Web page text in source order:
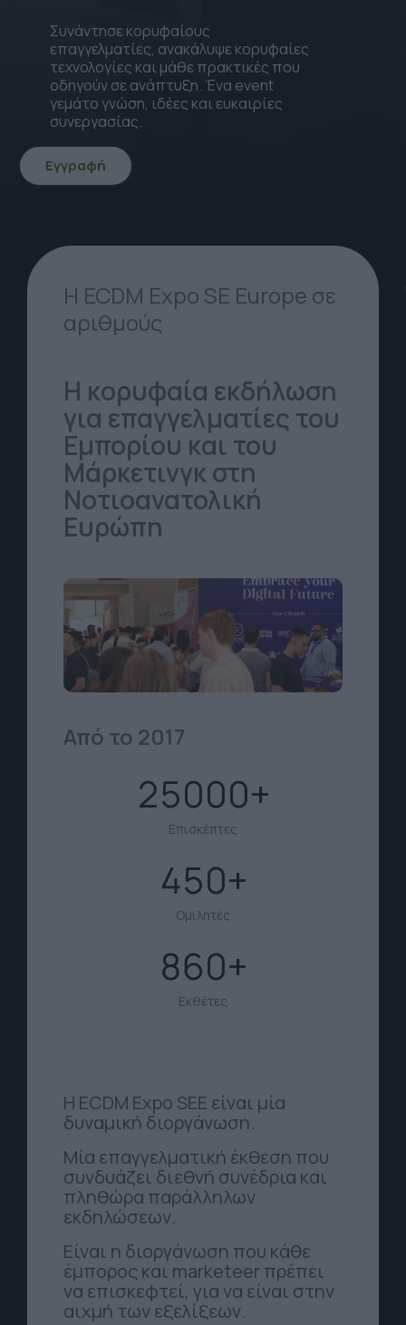
Συνάντησε κορυφαίους
επαγγελματίες, ανακάλυψε κορυφαίες
τεχνολογίες και μάθε πρακτικές που
οδηγούν σε ανάπτυξη. Ένα event
γεμάτο γνώση, ιδέες και ευκαιρίες
συνεργασίας.
Εγγραφή
Η ECDM Expo SE Europe σε
αριθμούς
Η κορυφαία εκδήλωση
για επαγγελματίες του
Εμπορίου και του
Μάρκετινγκ στη
Νοτιοανατολική
Ευρώπη
Από το 2017
25000
Επισκέπτες
450
Ομιλητές
860
Εκθέτες
Η ECDM Expo SEE είναι μία
δυναμική διοργάνωση.
Μία επαγγελματική έκθεση που
συνδυάζει διεθνή συνέδρια και
πληθώρα παράλληλων
εκδηλώσεων.
Είναι η διοργάνωση που κάθε
έμπορος και marketeer πρέπει
να επισκεφτεί, για να είναι στην
αιχμή των εξελίξεων.